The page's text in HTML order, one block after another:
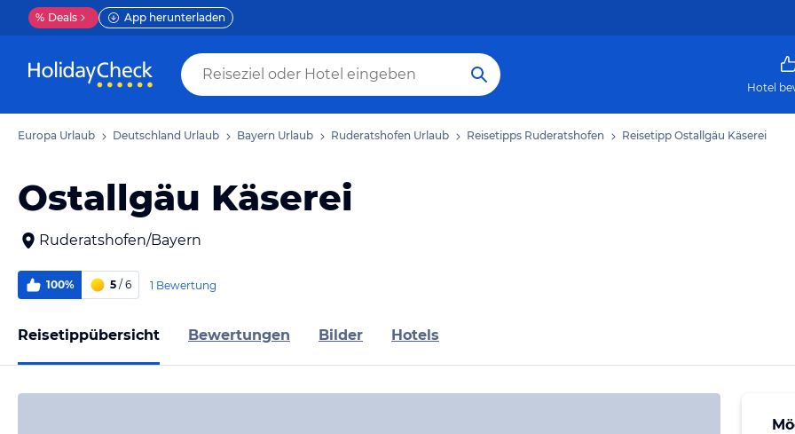
% Deals App herunterladen
Hotel
Europa Urlaub Deutschland Urlaub Bayern Urlaub Ruderatshofen Urlaub Reisetipps Ruderatshofen Reisetipp Ostallgäu Käserei
Ostallgäu Käserei
Ruderatshofen/Bayern
100% 5 / 6 1 Bewertung
Reisetippübersicht Bewertungen Bilder Hotels